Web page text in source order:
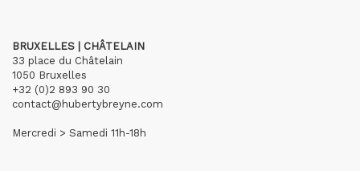
BRUXELLES | CHÂTELAIN
33 place du Châtelain
1050 Bruxelles
+32 (0)2 893 90 30
contact@hubertybreyne.com
Mercredi > Samedi 11h-18h